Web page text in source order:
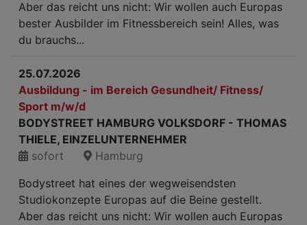
Aber das reicht uns nicht: Wir wollen auch Europas
bester Ausbilder im Fitnessbereich sein! Alles, was
du brauchs...
25.07.2026
Ausbildung - im Bereich Gesundheit/ Fitness/
Sport m/w/d
BODYSTREET HAMBURG VOLKSDORF - THOMAS
THIELE, EINZELUNTERNEHMER
sofort
Hamburg
Bodystreet hat eines der wegweisendsten
Studiokonzepte Europas auf die Beine gestellt.
Aber das reicht uns nicht: Wir wollen auch Europas